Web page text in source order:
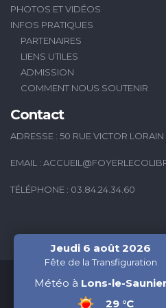
PHOTOS ET VIDÉOS
INFOS PRATIQUES
PARTENAIRES
LIENS UTILES
ADMISSION
COMMENT NOUS SOUTENIR
Contact
ADRESSE : 50 RUE VICTOR
EMAIL :
TÉLÉPHONE : 03.84.24.34.60
2026 © FOYER LE COLIBRI -
Jeudi 6 août 2026
Fête de la Transfiguration
Météo à Lons-le-Saunier
29 °C